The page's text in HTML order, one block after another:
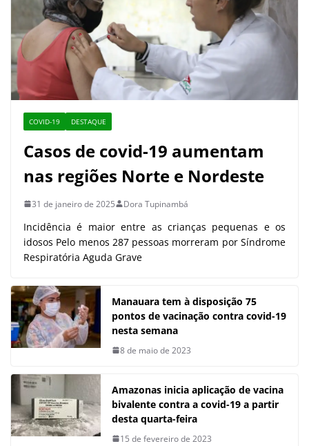
COVID-19 DESTAQUE
Casos de covid-19 aumentam
nas regiões Norte e Nordeste
31 de janeiro de 2025 Dora Tupinambá
Incidência é maior entre as crianças pequenas e os
idosos Pelo menos 287 pessoas morreram por Síndrome
Respiratória Aguda Grave
Manauara tem à disposição 75
pontos de vacinação contra covid-19
nesta semana
8 de maio de 2023
Amazonas inicia aplicação de vacina
bivalente contra a covid-19 a partir
desta quarta-feira
15 de fevereiro de 2023